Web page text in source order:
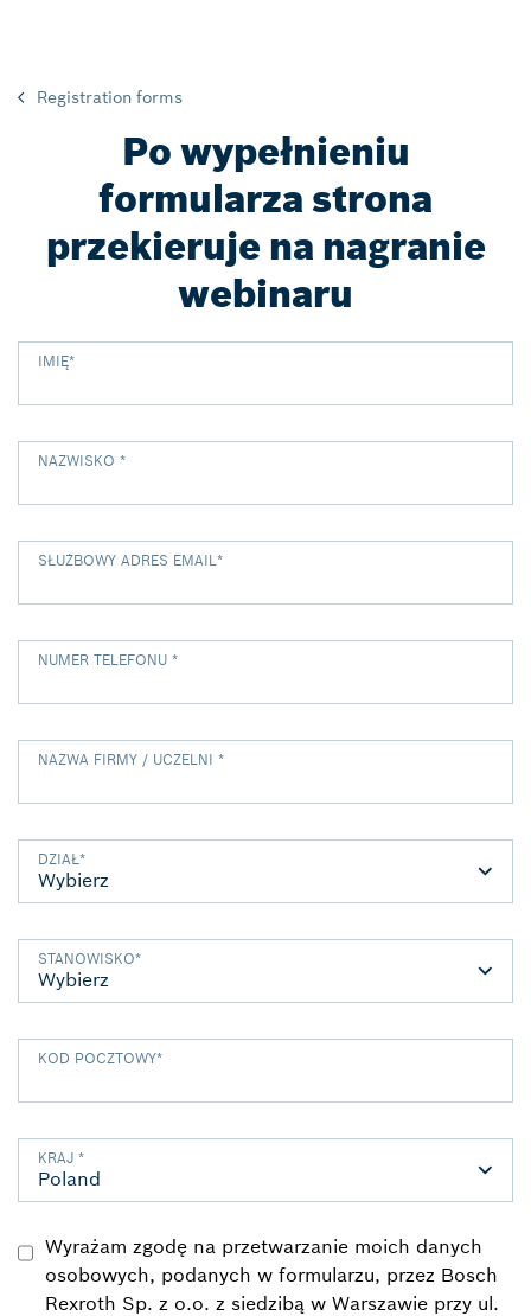
Registration forms
Po wypełnieniu
formularza strona
przekieruje na nagranie
webinaru
IMIĘ*
NAZWISKO *
SŁUŻBOWY ADRES EMAIL*
NUMER TELEFONU *
NAZWA FIRMY / UCZELNI *
DZIAŁ*
STANOWISKO*
KOD POCZTOWY*
KRAJ *
Wyrażam zgodę na przetwarzanie moich danych
osobowych, podanych w formularzu, przez Bosch
Rexroth Sp. z o.o. z siedzibą w Warszawie przy ul.